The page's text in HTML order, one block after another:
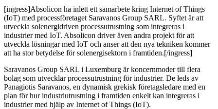
[ingress]Absolicon ha inlett ett samarbete kring Internet of Things
(IoT) med processföretaget Saravanos Group SARL. Syftet är att
utveckla solenergidriven processutrustning som integreras i
industrier med IoT. Absolicon driver även andra projekt för att
utveckla lösningar med IoT och anser att den nya tekniken kommer
att ha stor betydelse för solenergisektorn i framtiden.[/ingress]
Saravanos Group SARL i Luxemburg är koncernmoder till flera
bolag som utvecklar processutrustning för industrier. De leds av
Panagiotis Saravanos, en dynamisk grekisk företagsledare med en
plan för hur industriutrustning i framtiden enkelt kan integreras i
industrier med hjälp av Internet of Things (IoT).